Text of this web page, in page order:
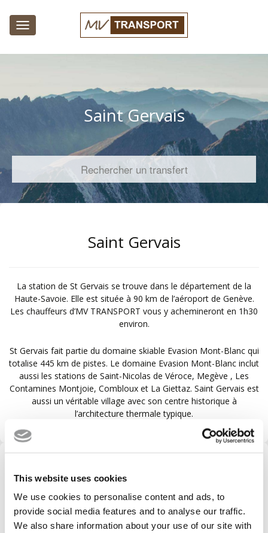
This website uses cookies
We use cookies to personalise content and ads, to
provide social media features and to analyse our traffic.
We also share information about your use of our site with
Toggle
navigation
Saint Gervais
Rechercher un transfert
Saint Gervais
La station de St Gervais se trouve dans le département de la
Haute-Savoie. Elle est située à 90 km de l’aéroport de Genève.
Les chauffeurs d’MV TRANSPORT vous y achemineront en 1h30
environ.
St Gervais fait partie du domaine skiable Evasion Mont-Blanc qui
totalise 445 km de pistes. Le domaine Evasion Mont-Blanc inclut
aussi les stations de Saint-Nicolas de Véroce, Megève , Les
Contamines Montjoie, Combloux et La Giettaz. Saint Gervais est
aussi un véritable village avec son centre historique à
l’architecture thermale typique.
L'AÉROPORT À LA STATION AUX
MEILLEURES CONDITIONS